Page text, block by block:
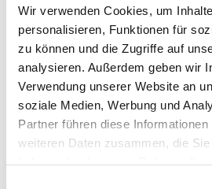
Wir verwenden Cookies, um
personalisieren, Funktionen für
zu können und die Zugriffe auf
analysieren. Außerdem geben wir
Verwendung unserer Website an
soziale Medien, Werbung und
Partner führen diese
weiteren Daten zusammen, die
im Haus der Begegnung
Weitere Informationen erhalten
Christine Dröge, Tel. 05204/
Marion Dawidowski, Tel. 0151/